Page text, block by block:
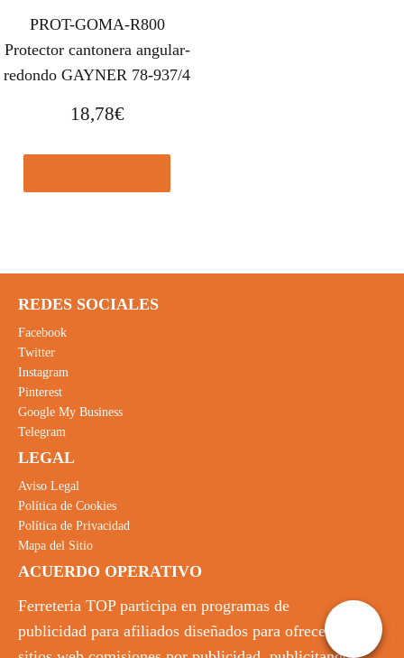
PROT-GOMA-R800
Protector cantonera angular-
redondo GAYNER 78-937/4
18,78€
REDES SOCIALES
Facebook
Twitter
Instagram
Pinterest
Google My Business
Telegram
LEGAL
Aviso Legal
Política de Cookies
Política de Privacidad
Mapa del Sitio
ACUERDO OPERATIVO
Ferreteria TOP participa en programas de
publicidad para afiliados diseñados para ofrecer a